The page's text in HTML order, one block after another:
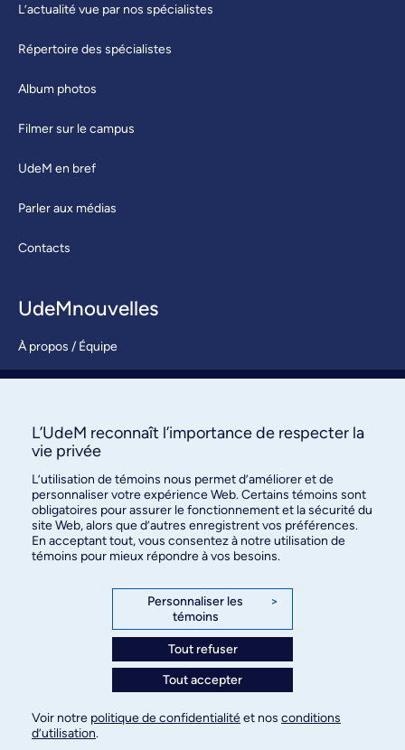
L’actualité vue par nos spécialistes
Répertoire des spécialistes
Album photos
Filmer sur le campus
UdeM en bref
Parler aux médias
Contacts
UdeMnouvelles
À propos / Équipe
S’abonner
des relations publiques
3744, rue Jean-Brillant, bureau 490
Montréal (Québec) H3T 1P1
Paramètres des témoins
© Université de Montréal, 2026. Tous droits
L’UdeM reconnaît l’importance de respecter la
vie privée
L’utilisation de témoins nous permet d’améliorer et de
personnaliser votre expérience Web. Certains témoins sont
obligatoires pour assurer le fonctionnement et la sécurité du
site Web, alors que d’autres enregistrent vos préférences.
En acceptant tout, vous consentez à notre utilisation de
témoins pour mieux répondre à vos besoins.
Personnaliser les
témoins
>
Tout refuser
Tout accepter
Voir notre politique de confidentialitéet nos conditions
d’utilisation.